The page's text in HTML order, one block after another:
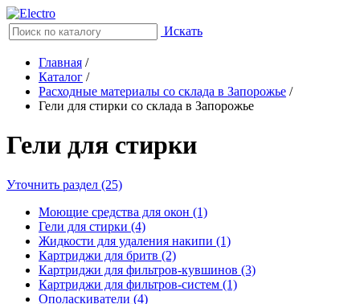
Искать
Главная /
Каталог /
Расходные материалы со склада в Запорожье /
Гели для стирки со склада в Запорожье
Гели для стирки
Уточнить раздел (25)
Моющие средства для окон (1)
Гели для стирки (4)
Жидкости для удаления накипи (1)
Картриджи для бритв (2)
Картриджи для фильтров-кувшинов (3)
Картриджи для фильтров-систем (1)
Ополаскиватели (4)